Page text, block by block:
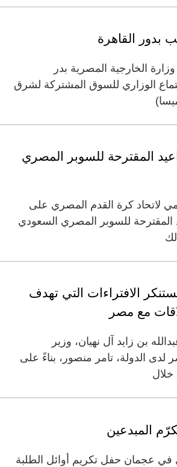
بدور القاهرة
الخارجية المصرية بدر
الوزاري للسوق المشتركة لشرق
المقترحة للسوبر المصري
لاتحاد كرة القدم المصري على
المقترحة للسوبر المصري السعودي
الافتراءات التي تهدف
مع مصر
بن زايد آل نهيان، وزير
لدى الدولة، تامر منصور، بناءً على
المبدعين
في عجمان حفل تكريم أوائل الطلبة